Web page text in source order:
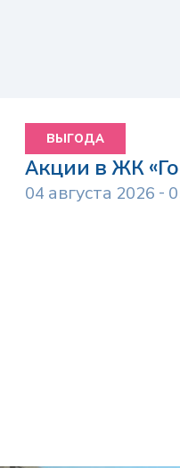
ВЫГОДА
Акции в ЖК
04 августа 2026 -